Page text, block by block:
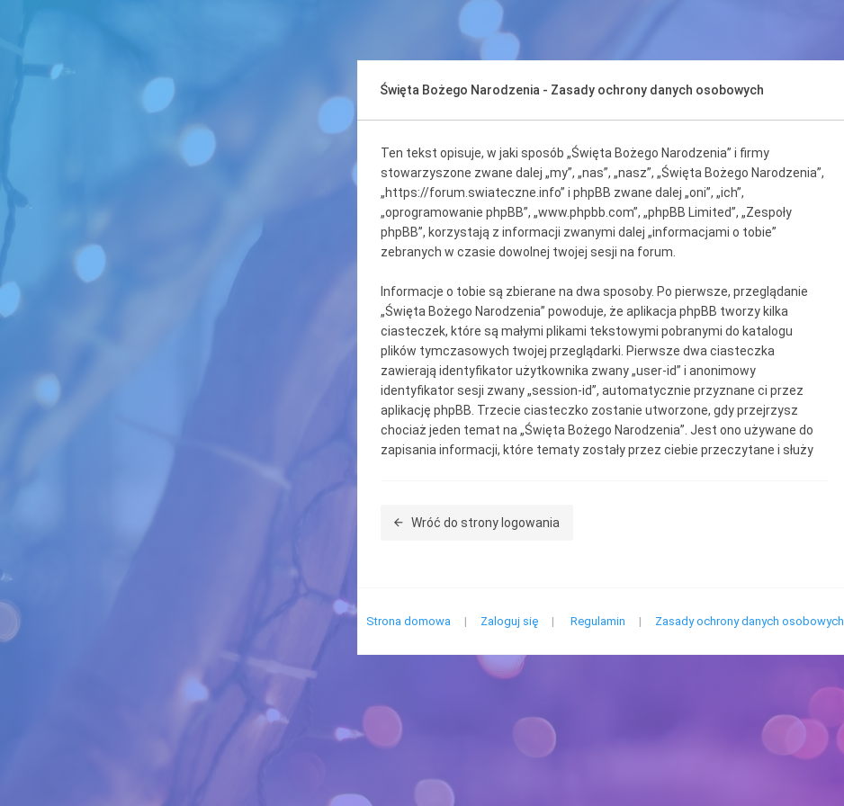
Święta Bożego Narodzenia - Zasady ochrony danych osobowych
Ten tekst opisuje, w jaki sposób „Święta Bożego Narodzenia” i firmy
stowarzyszone zwane dalej „my”, „nas”, „nasz”, „Święta Bożego Narodzenia”,
„https://forum.swiateczne.info” i phpBB zwane dalej „oni”, „ich”,
„oprogramowanie phpBB”, „www.phpbb.com”, „phpBB Limited”, „Zespoły
phpBB”, korzystają z informacji zwanymi dalej „informacjami o tobie”
zebranych w czasie dowolnej twojej sesji na forum.
Informacje o tobie są zbierane na dwa sposoby. Po pierwsze, przeglądanie
„Święta Bożego Narodzenia” powoduje, że aplikacja phpBB tworzy kilka
ciasteczek, które są małymi plikami tekstowymi pobranymi do katalogu
plików tymczasowych twojej przeglądarki. Pierwsze dwa ciasteczka
zawierają identyfikator użytkownika zwany „user-id” i anonimowy
identyfikator sesji zwany „session-id”, automatycznie przyznane ci przez
aplikację phpBB. Trzecie ciasteczko zostanie utworzone, gdy przejrzysz
chociaż jeden temat na „Święta Bożego Narodzenia”. Jest ono używane do
zapisania informacji, które tematy zostały przez ciebie przeczytane i służy
ciasteczka niezależne od oprogramowania phpBB, ale ich ten dokument nie
użytkownika założone na „Święta Bożego Narodzenia” zwane dalej „twoje
Twoje konto będzie zawierać przynajmniej unikalną identyfikacyjną nazwę
zwaną dalej „twoja nazwa użytkownika”, hasło używane do logowania zwane
dalej „twoje hasło” i osobisty aktywny adres e-mail zwany dalej „twój adres e-
są chronione przez prawa dotyczące ochrony danych osobowych w
Wróć do strony logowania
Strona domowa | Zaloguj się | Regulamin | Zasady ochrony danych osobowych